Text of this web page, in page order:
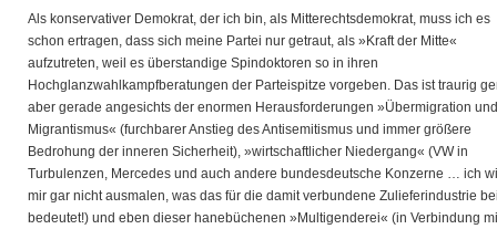
Als konservativer Demokrat, der ich bin, als Mitterechtsdemokrat, muss ich es
schon ertragen, dass sich meine Partei nur getraut, als »Kraft der Mitte«
aufzutreten, weil es überstandige Spindoktoren so in ihren
Hochglanzwahlkampfberatungen der Parteispitze vorgeben. Das ist traurig
aber gerade angesichts der enormen Herausforderungen »Übermigration und
Migrantismus« (furchbarer Anstieg des Antisemitismus und immer größere
Bedrohung der inneren Sicherheit), »wirtschaftlicher Niedergang« (VW in
Turbulenzen, Mercedes und auch andere bundesdeutsche Konzerne … ich
mir gar nicht ausmalen, was das für die damit verbundene Zulieferindustrie
bedeutet!) und eben dieser hanebüchenen »Multigenderei« (in Verbindung